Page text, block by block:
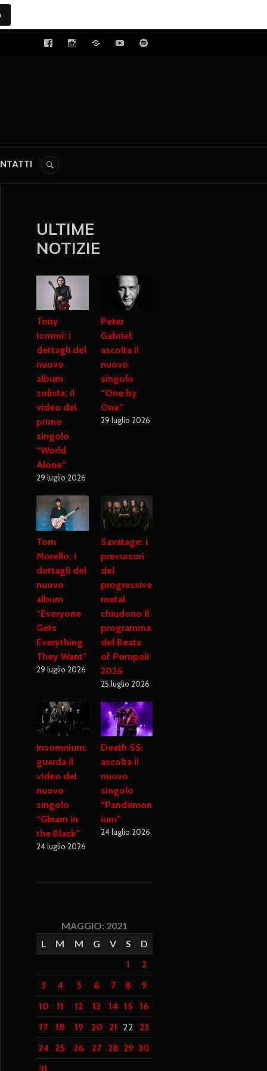
ULTIME
NOTIZIE
Tony
Iommi: i
dettagli del
nuovo
album
solista; il
video del
primo
singolo
“World
Alone”
29 luglio 2026
Peter
Gabriel:
ascolta il
nuovo
singolo
“One by
One”
29 luglio 2026
Tom
Morello: i
dettagli del
nuovo
album
“Everyone
Gets
Everything
They Want”
29 luglio 2026
Savatage: i
precursori
del
progressive
metal
chiudono il
programma
del Beats
of Pompeii
2026
25 luglio 2026
Insomnium:
guarda il
video del
nuovo
singolo
“Gleam in
the Black”
24 luglio 2026
Death SS:
ascolta il
nuovo
singolo
“Pandemon
ium”
24 luglio 2026
MAGGIO: 2021
L
M M G V S
D
1
2
3
4 5 6 7 8
9
10
11 12 13 14 15
16
17
18 19 20 21 22 23
24 25 26 27 28 29 30